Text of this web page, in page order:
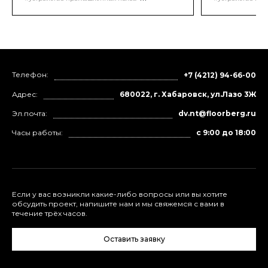
промывкой водой и складированием в
#промышленные бетонные полы
Телефон: +7 (4212) 94-66-00
Адрес: 680022, г. Хабаровск, ул.Лазо 3Ж
Эл.почта: dv.nt@floorberg.ru
Часы работы: с 9:00 до 18:00
Если у вас возникли какие-либо вопросы или вы хотите
обсудить проект, напишите нам и мы свяжемся с вами в
течение трёх часов.
Оставить заявку